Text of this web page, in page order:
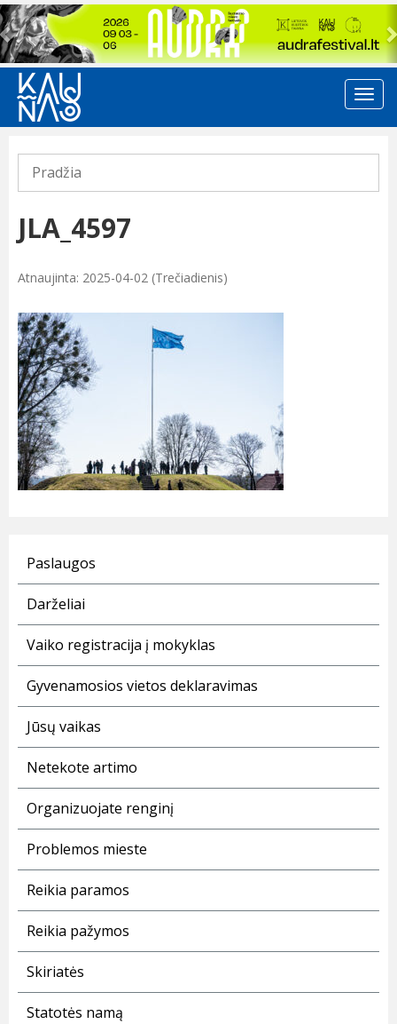
Previous
Pradžia
JLA_4597
Atnaujinta: 2025-04-02 (Trečiadienis)
Paslaugos
Darželiai
Vaiko registracija į mokyklas
Gyvenamosios vietos deklaravimas
Jūsų vaikas
Netekote artimo
Organizuojate renginį
Problemos mieste
Reikia paramos
Reikia pažymos
Skiriatės
Statotės namą